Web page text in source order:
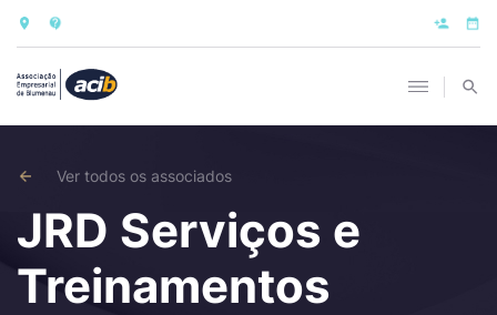
Ver todos os associados
JRD Serviços e
Treinamentos